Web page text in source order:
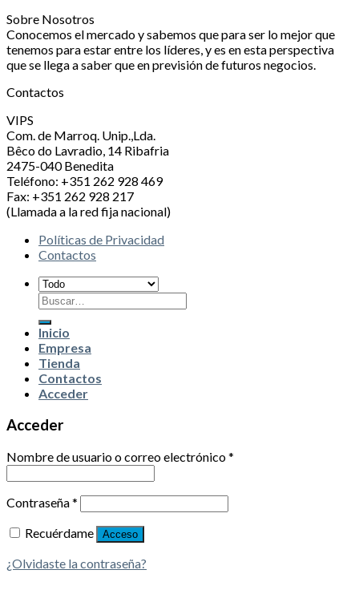
Sobre Nosotros
Conocemos el mercado y sabemos que para ser lo mejor que
tenemos para estar entre los líderes, y es en esta perspectiva
que se llega a saber que en previsión de futuros negocios.
Contactos
VIPS
Com. de Marroq. Unip.,Lda.
Bêco do Lavradio, 14 Ribafria
2475-040 Benedita
Teléfono: +351 262 928 469
Fax: +351 262 928 217
(Llamada a la red fija nacional)
Políticas de Privacidad
Contactos
Buscar
por:
Inicio
Empresa
Tienda
Contactos
Acceder
Acceder
Nombre de usuario o correo electrónico*
Contraseña*
Recuérdame
Acceso
¿Olvidaste la contraseña?